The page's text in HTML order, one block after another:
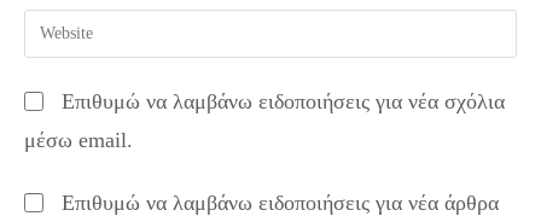
comment
email
address
comment
Enter
your
URL
(optional)
Επιθυμώ να λαμβάνω ειδοποιήσεις για νέα σχόλια
μέσω email.
Επιθυμώ να λαμβάνω ειδοποιήσεις για νέα άρθρα